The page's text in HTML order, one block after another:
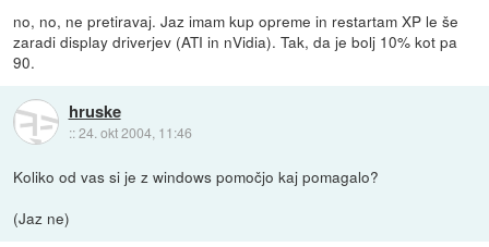
no, no, ne pretiravaj. Jaz imam kup opreme in restartam XP le še
zaradi display driverjev (ATI in nVidia). Tak, da je bolj 10% kot pa
90.
hruske
::24. okt 2004, 11:46
Koliko od vas si je z windows pomočjo kaj pomagalo?
(Jaz ne)